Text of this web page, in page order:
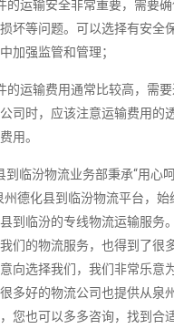
的运输安全非常重要，需要
坏等问题。可以选择有安全
加强监管和管理；
的运输费用通常比较高，需
司时，应该注意运输费用的
用。
临汾物流业务部秉承“用心
州德化县到临汾物流平台，始
到临汾的专线物流运输服务
们的物流服务，也得到了很
向选择我们，我们非常乐意
多好的物流公司也提供从泉
您也可以多多咨询，找到合